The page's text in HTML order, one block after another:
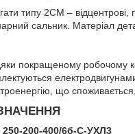
типу 2СМ – відцентрові,
сальник. Матеріал
покращеному робочому
що
200-400/6б-С-УХЛ3